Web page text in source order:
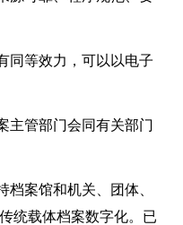
同等效力，可以以电子
主管部门会同有关部门
案馆和机关、团体、
统载体档案数字化。已